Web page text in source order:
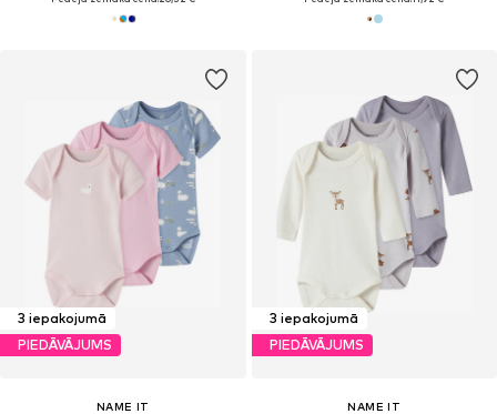
3 iepakojumā
PIEDĀVĀJUMS
NAME IT
3 iepakojumā
PIEDĀVĀJUMS
NAME IT